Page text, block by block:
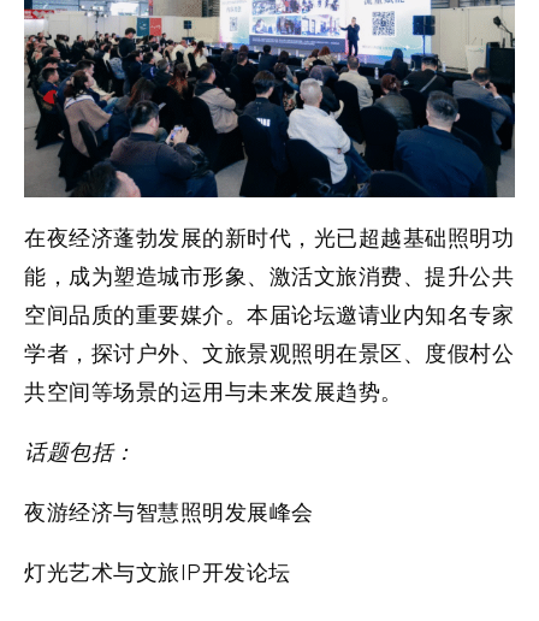
在夜经济蓬勃发展的新时代，光已超越基础照明功
能，成为塑造城市形象、激活文旅消费、提升公共
空间品质的重要媒介。本届论坛邀请业内知名专家
学者，探讨户外、文旅景观照明在景区、度假村公
共空间等场景的运用与未来发展趋势。
话题包括：
夜游经济与智慧照明发展峰会
灯光艺术与文旅IP开发论坛